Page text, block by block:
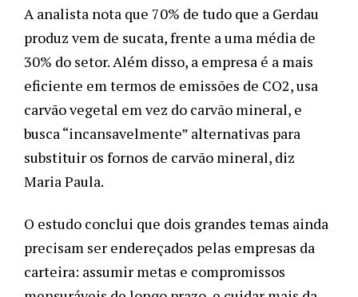
A analista nota que 70% de tudo que a Gerdau
produz vem de sucata, frente a uma média de
30% do setor. Além disso, a empresa é a mais
eficiente em termos de emissões de CO2, usa
carvão vegetal em vez do carvão mineral, e
busca “incansavelmente” alternativas para
substituir os fornos de carvão mineral, diz
Maria Paula.
O estudo conclui que dois grandes temas ainda
precisam ser endereçados pelas empresas da
carteira: assumir metas e compromissos